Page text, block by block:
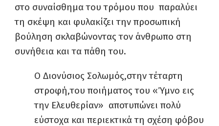
στο συναίσθημα του τρόμου που παραλύει
τη σκέψη και φυλακίζει την προσωπική
βούληση σκλαβώνοντας τον άνθρωπο στη
συνήθεια και τα πάθη του.
Ο Διονύσιος Σολωμός,στην τέταρτη
στροφή,του ποιήματος του «Ύμνο εις
την Ελευθερίαν» αποτυπώνει πολύ
εύστοχα και περιεκτικά τη σχέση φόβου